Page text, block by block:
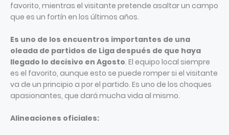
favorito, mientras el visitante pretende asaltar un campo
que es un fortín en los últimos años.
Es uno de los encuentros importantes de una
oleada de partidos de Liga después de que haya
llegado lo decisivo en Agosto. El equipo local siempre
es el favorito, aunque esto se puede romper si el visitante
va de un principio a por el partido. Es uno de los choques
apasionantes, que dará mucha vida al mismo.
Alineaciones oficiales: